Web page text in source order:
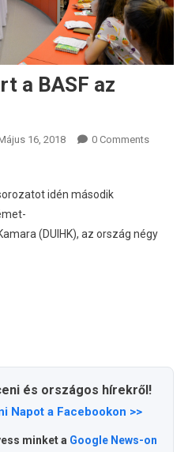
a BASF az
16, 2018 0 Comments
idén második
(DUIHK), az ország négy
és országos hírekről!
Napot a Facebookon >>
minket a Google News-on